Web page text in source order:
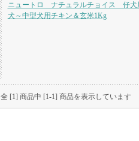
ニュートロ ナチュラルチョイス 仔犬
犬～中型犬用チキン＆玄米1Kg
全 [1] 商品中 [1-1] 商品を表示しています